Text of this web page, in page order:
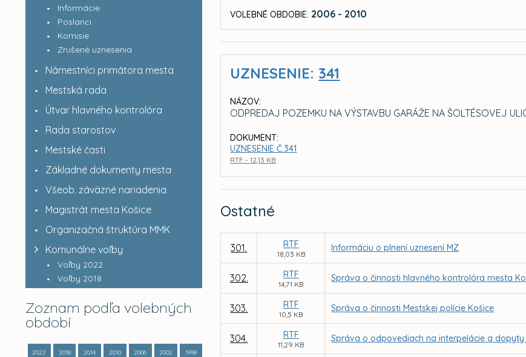
Informácie
Poslanci
Komisie
Zrušené uznesenia
Námestníci primátora mesta
Mestská rada
Útvar hlavného kontrolóra
Rada starostov
Mestské časti
Základné dokumenty mesta
Všeob. záväzné nariadenia
Magistrát mesta Košice
Organizačná štruktúra MMK
Komunálne voľby
Voľby 2022
Voľby 2018
Zoznam podľa volebných
období
2022
2018
2014
2010
2006
2002
1998
VOLEBNÉ OBDOBIE: 2006 - 2010
UZNESENIE: 341
NÁZOV:
ODPREDAJ POZEMKU NA VÝSTAVBU GARÁŽE NA ŠOLTÉSOVEJ
DOKUMENT:
UZNESENIE Č.341
RTF - 12,13 KB
Ostatné
301. RTF
18,03 KB
Informáciu o plnení uznesení MZ
302. RTF
14,71 KB
Správa o činnosti hlavného kontrolóra mesta
303. RTF
10,5 KB
Správa o činnosti Mestskej polície Košice
304. RTF
11,29 KB
Správa o odpovediach na interpelácie a